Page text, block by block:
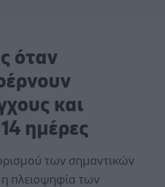
όταν
και
ημέρες
των σημαντικών
πλειοψηφία των